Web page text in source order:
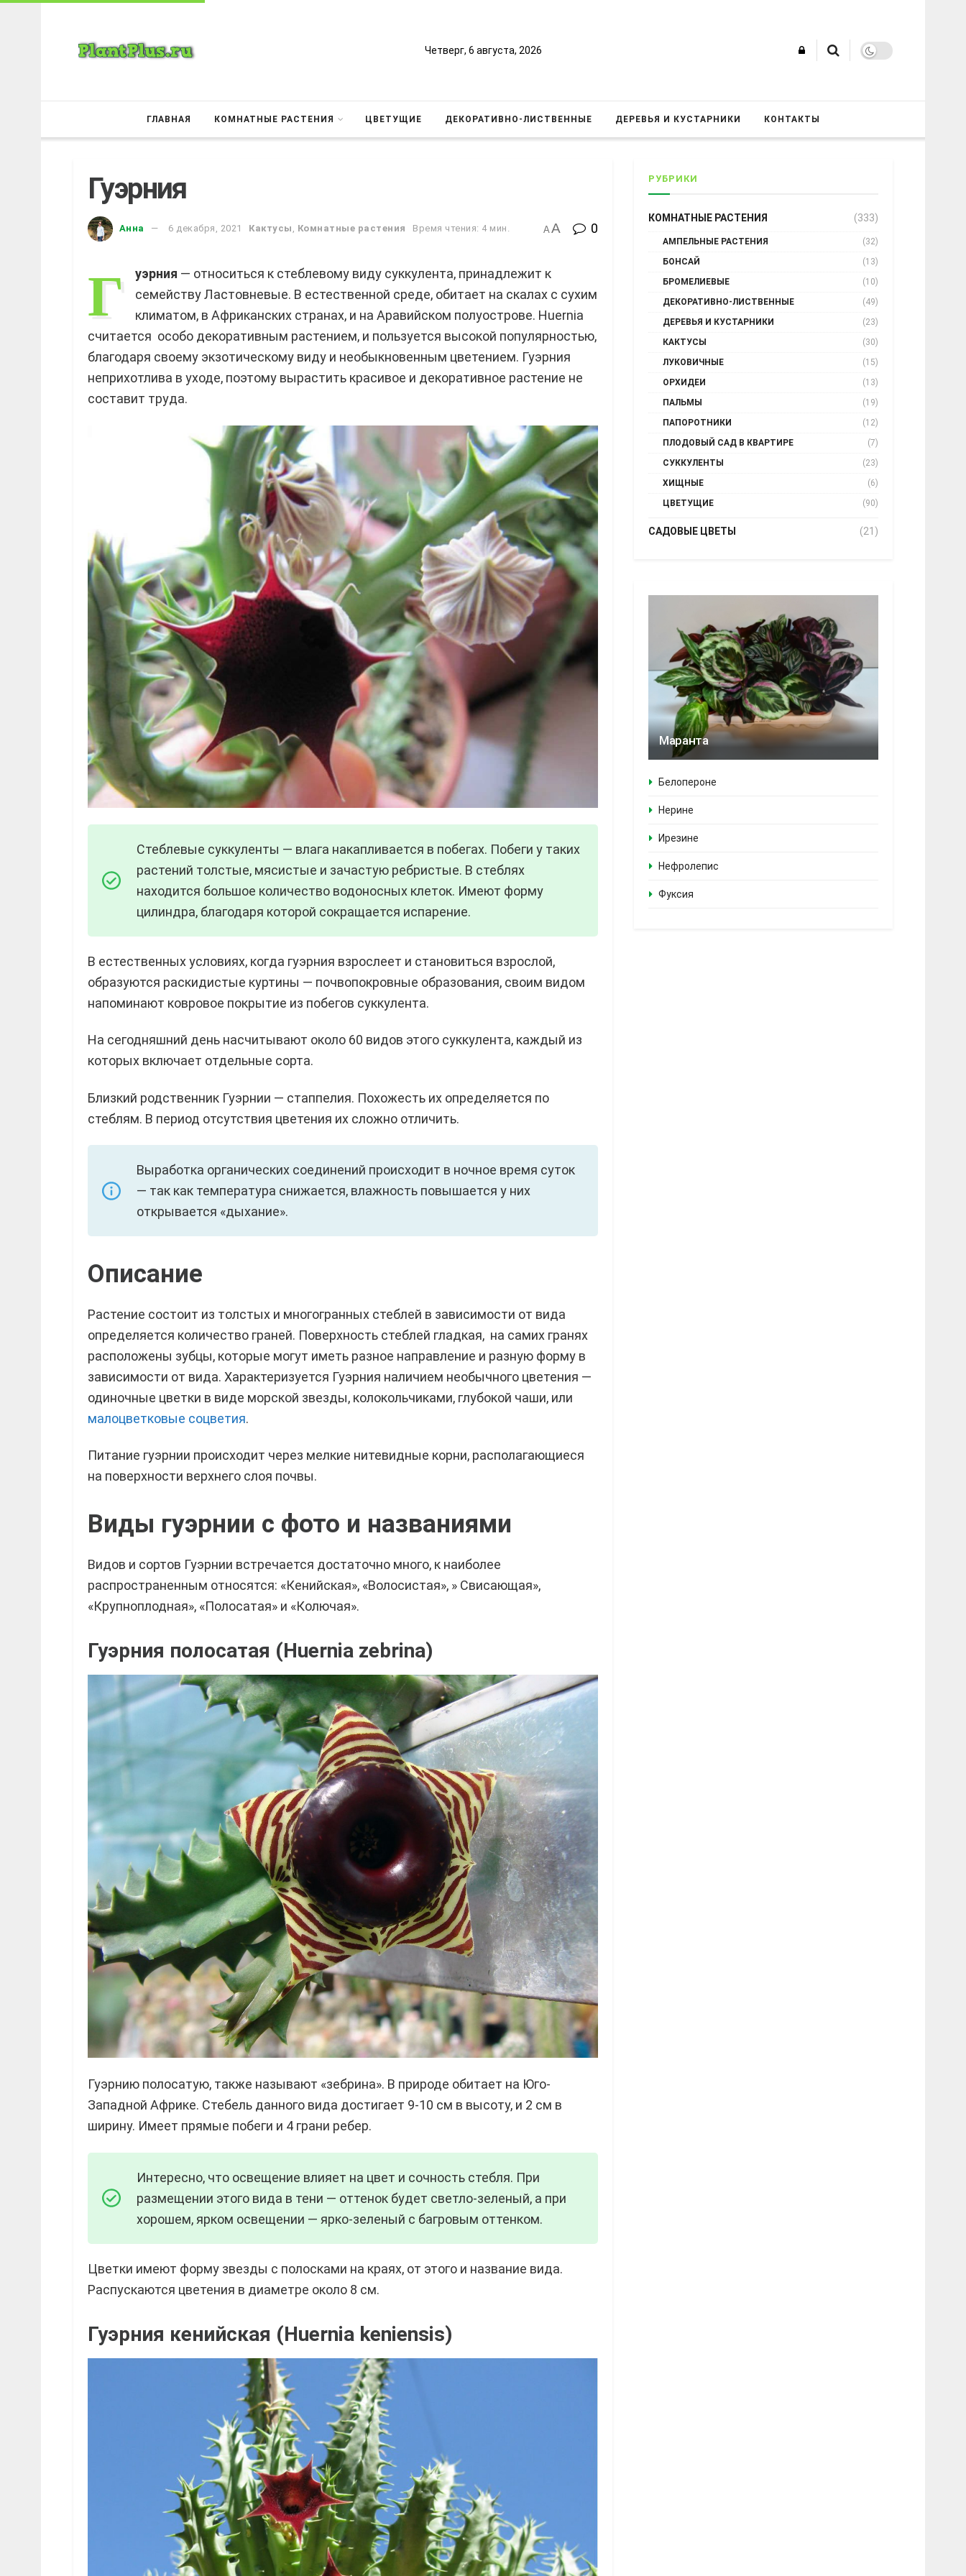
Четверг, 6 августа, 2026
ГЛАВНАЯ КОМНАТНЫЕ РАСТЕНИЯ ЦВЕТУЩИЕ ДЕКОРАТИВНО-ЛИСТВЕННЫЕ ДЕРЕВЬЯ И КУСТАРНИКИ КОНТАКТЫ
Гуэрния
Анна 6 декабря, 2021 Кактусы Комнатные растения Время чтения: 4 мин. A A 0
Г уэрния — относиться к стеблевому виду суккулента, принадлежит к
семейству Ластовневые. В естественной среде, обитает на скалах с сухим
климатом, в Африканских странах, и на Аравийском полуострове. Huernia
считается особо декоративным растением, и пользуется высокой популярностью,
благодаря своему экзотическому виду и необыкновенным цветением. Гуэрния
неприхотлива в уходе, поэтому вырастить красивое и декоративное растение не
составит труда.
Стеблевые суккуленты — влага накапливается в побегах. Побеги у таких
растений толстые, мясистые и зачастую ребристые. В стеблях
находится большое количество водоносных клеток. Имеют форму
цилиндра, благодаря которой сокращается испарение.
В естественных условиях, когда гуэрния взрослеет и становиться взрослой,
образуются раскидистые куртины — почвопокровные образования, своим видом
напоминают ковровое покрытие из побегов суккулента.
На сегодняшний день насчитывают около 60 видов этого суккулента, каждый из
которых включает отдельные сорта.
Близкий родственник Гуэрнии — стаппелия. Похожесть их определяется по
стеблям. В период отсутствия цветения их сложно отличить.
Выработка органических соединений происходит в ночное время суток
— так как температура снижается, влажность повышается у них
открывается «дыхание».
Описание
Растение состоит из толстых и многогранных стеблей в зависимости от вида
определяется количество граней. Поверхность стеблей гладкая, на самих гранях
расположены зубцы, которые могут иметь разное направление и разную форму в
зависимости от вида. Характеризуется Гуэрния наличием необычного цветения —
одиночные цветки в виде морской звезды, колокольчиками, глубокой чаши, или
малоцветковые соцветия.
Питание гуэрнии происходит через мелкие нитевидные корни, располагающиеся
на поверхности верхнего слоя почвы.
Виды гуэрнии с фото и названиями
Видов и сортов Гуэрнии встречается достаточно много, к наиболее
распространенным относятся: «Кенийская», «Волосистая», » Свисающая»,
«Крупноплодная», «Полосатая» и «Колючая».
Гуэрния полосатая (Huernia zebrina)
Гуэрнию полосатую, также называют «зебрина». В природе обитает на Юго-
Западной Африке. Стебель данного вида достигает 9-10 см в высоту, и 2 см в
ширину. Имеет прямые побеги и 4 грани ребер.
Интересно, что освещение влияет на цвет и сочность стебля. При
размещении этого вида в тени — оттенок будет светло-зеленый, а при
хорошем, ярком освещении — ярко-зеленый с багровым оттенком.
Цветки имеют форму звезды с полосками на краях, от этого и название вида.
Распускаются цветения в диаметре около 8 см.
Гуэрния кенийская (Huernia keniensis)
РУБРИКИ
КОМНАТНЫЕ РАСТЕНИЯ (333)
АМПЕЛЬНЫЕ РАСТЕНИЯ
(32)
БОНСАЙ
(13)
БРОМЕЛИЕВЫЕ
(10)
ДЕКОРАТИВНО-ЛИСТВЕННЫЕ
(49)
ДЕРЕВЬЯ И КУСТАРНИКИ
(23)
КАКТУСЫ
(30)
ЛУКОВИЧНЫЕ
(15)
ОРХИДЕИ
(13)
ПАЛЬМЫ
(19)
ПАПОРОТНИКИ
(12)
ПЛОДОВЫЙ САД В КВАРТИРЕ
(7)
СУККУЛЕНТЫ
(23)
ХИЩНЫЕ
(6)
ЦВЕТУЩИЕ
(90)
САДОВЫЕ ЦВЕТЫ (21)
Маранта
Белопероне
Нерине
Ирезине
Нефролепис
Фуксия